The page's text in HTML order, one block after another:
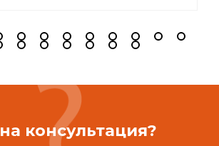
консультация?